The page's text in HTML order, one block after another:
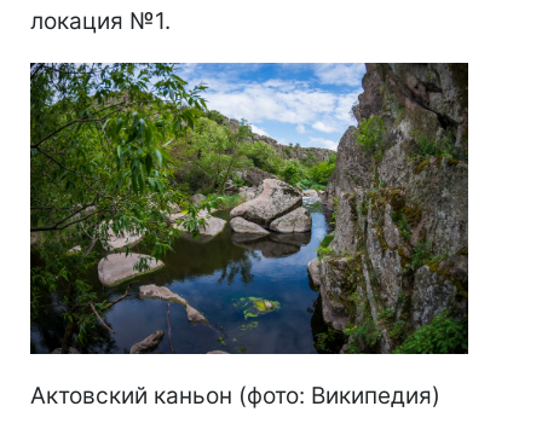
локация №1.
Актовский каньон (фото: Википедия)